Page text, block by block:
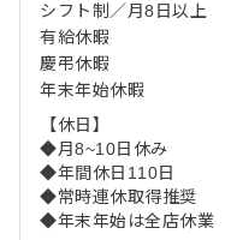
シフト制／月8日以上
有給休暇
慶弔休暇
年末年始休暇
【休日】
◆月8~10日休み
◆年間休日110日
◆常時連休取得推奨
◆年末年始は全店休業